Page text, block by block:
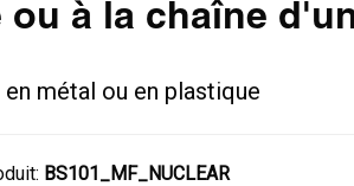
ou à la chaîne
métal ou en plastique
BS101_MF_NUCLEAR